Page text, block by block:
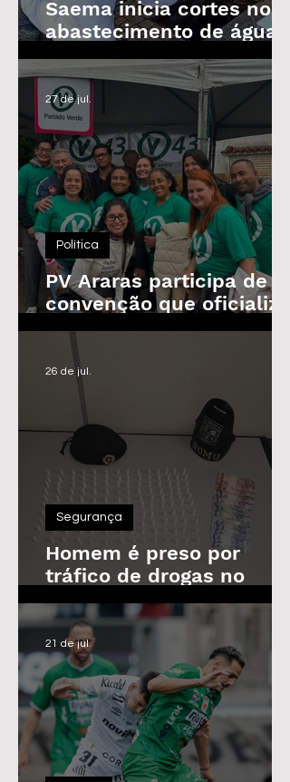
Saema inicia cortes no
abastecimento de água
de imóveis inadimplentes
a partir de 3 de agosto
PV Araras participa de
convenção que oficializa
candidaturas da
Política
27 de jul.
Homem é preso por
tráfico de drogas no
Parque das Árvores, em
Araras
Segurança
26 de jul.
21 de jul.